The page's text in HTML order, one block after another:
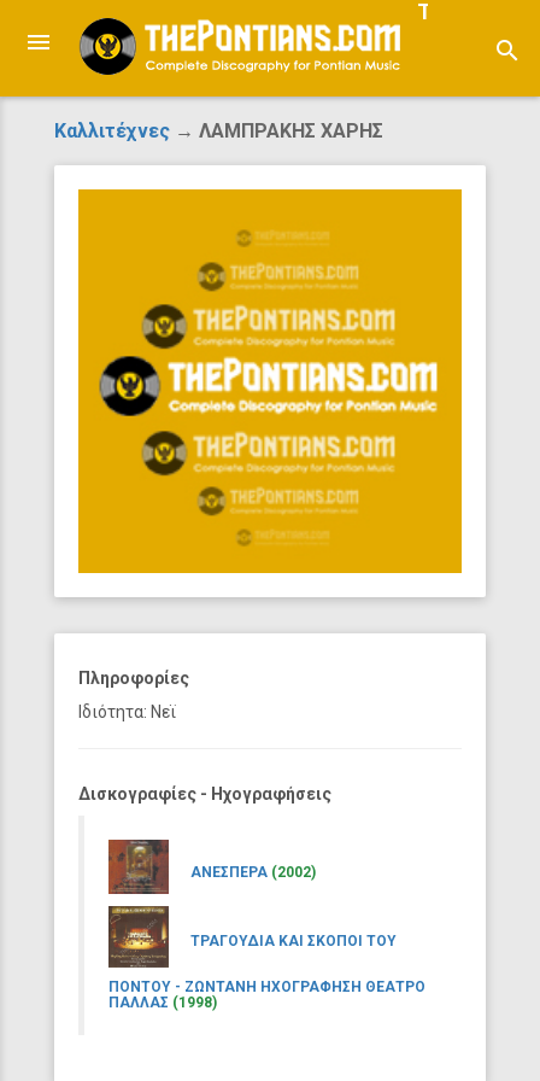
search
Καλλιτέχνες → ΛΑΜΠΡΑΚΗΣ ΧΑΡΗΣ
Πληροφορίες
Ιδιότητα: Νεϊ
Δισκογραφίες - Ηχογραφήσεις
ΑΝΕΣΠΕΡΑ (2002)
ΤΡΑΓΟΥΔΙΑ ΚΑΙ ΣΚΟΠΟΙ ΤΟΥ
ΠΟΝΤΟΥ - ΖΩΝΤΑΝΗ ΗΧΟΓΡΑΦΗΣΗ ΘΕΑΤΡΟ
ΠΑΛΛΑΣ (1998)